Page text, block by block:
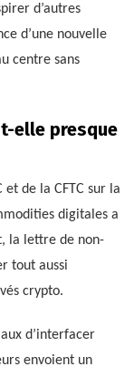
d’autres
d’une nouvelle
centre sans
elle presque
et de la CFTC sur la
digitales a
la lettre de non-
tout aussi
crypto.
d’interfacer
envoient un